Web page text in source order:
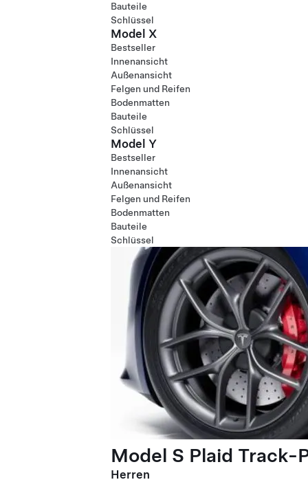
Bauteile
Schlüssel
Model X
Bestseller
Innenansicht
Außenansicht
Felgen und Reifen
Bodenmatten
Bauteile
Schlüssel
Model Y
Bestseller
Innenansicht
Außenansicht
Felgen und Reifen
Bodenmatten
Bauteile
Schlüssel
Model S Plaid Track-
Herren